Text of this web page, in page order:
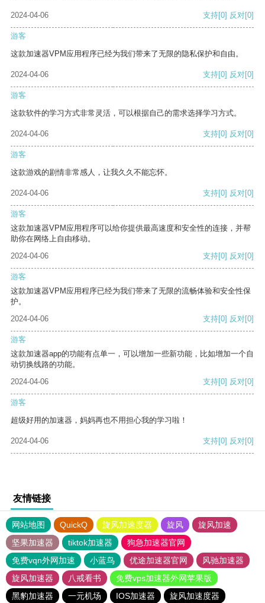
2024-04-06 支持[0] 反对[0]
游客
这款加速器VPM应用程序已经为我们带来了无限的隐私保护和自由。
2024-04-06 支持[0] 反对[0]
游客
这款软件的学习方式非常灵活，可以根据自己的需求选择学习方式。
2024-04-06 支持[0] 反对[0]
游客
这款游戏的剧情非常感人，让我久久不能忘怀。
2024-04-06 支持[0] 反对[0]
游客
这款加速器VPM应用程序可以给你提供最高速度和安全性的连接，并帮
助你在网络上自由移动。
2024-04-06
支持[0] 反对[0]
游客
这款加速器VPM应用程序已经为我们带来了无限的流畅体验和安全性保
护。
2024-04-06
支持[0] 反对[0]
游客
这款加速器app的功能有点单一，可以增加一些新功能，比如增加一个自
动切换线路的功能。
2024-04-06
支持[0] 反对[0]
游客
超级好用的加速器，妈妈再也不用担心我的学习啦！
2024-04-06 支持[0] 反对[0]
友情链接
网站地图 QuickQ 旋风加速度器 旋风
旋风加速
坚果加速器
tiktok加速器
狗急加速器官网
免费vqn外网加速
小蓝鸟 优途加速器官网
风驰加速器
旋风加速器
八戒看书
免费vps加速器外网苹果版
黑豹加速器
一元机场 IOS加速器 旋风加速度器